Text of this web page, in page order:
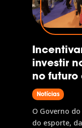
investir
no
Notícias
O Governo
do esporte,